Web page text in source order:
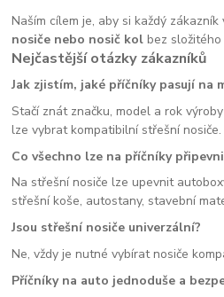
Naším cílem je, aby si každý zákazník
nosiče nebo nosič kol bez
Nejčastější otázky zákazníků
Jak zjistím, jaké příčníky pasují na
Stačí znát značku, model a rok
lze vybrat kompatibilní střešní nosiče.
Co všechno lze na příčníky
Na střešní nosiče lze upevnit
střešní koše, autostany, stavební
Jsou střešní nosiče univerzální?
Ne, vždy je nutné vybírat nosiče
Příčníky na auto jednoduše a